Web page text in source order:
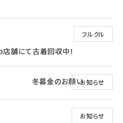
フルクル
店舗にて古着回収中！
お知らせ
冬募金のお願い
お知らせ